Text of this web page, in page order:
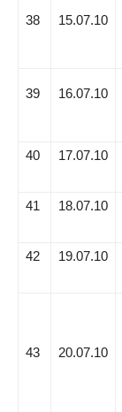
38 15.07.10
39 16.07.10
40 17.07.10
41 18.07.10
42 19.07.10
43 20.07.10